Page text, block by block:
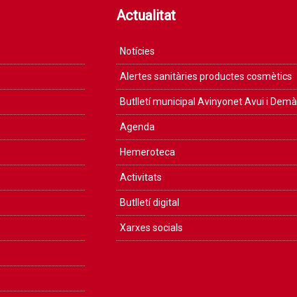
Actualitat
Notícies
Alertes sanitàries productes cosmètics
Butlletí municipal Avinyonet Avui i Demà
Agenda
Hemeroteca
Activitats
Butlletí digital
Xarxes socials